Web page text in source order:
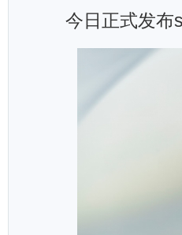
今日正式发布